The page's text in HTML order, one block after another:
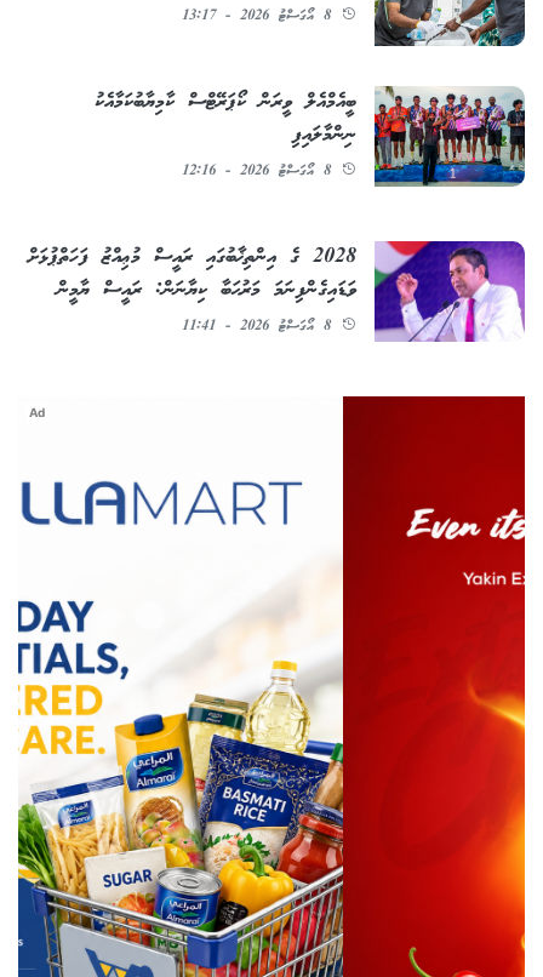
8 އޯގަސްޓު 2026 - 13:17
ބީއެމްއެލް ވީރަން ކޯޕަރޭޓްސް ކާމިޔާބުކަމާއެކު
ނިންމާލައިފި
8 އޯގަސްޓު 2026 - 12:16
2028 ގެ އިންތިޚާބުގައި ރައީސް މުޢިއްޒު ފަހަތްޕުޅަށް
ވަޑައިގެންފިނަމަ މަރުޙަބާ ކިޔާނަން: ރައީސް ޔާމީން
8 އޯގަސްޓު 2026 - 11:41
Ad